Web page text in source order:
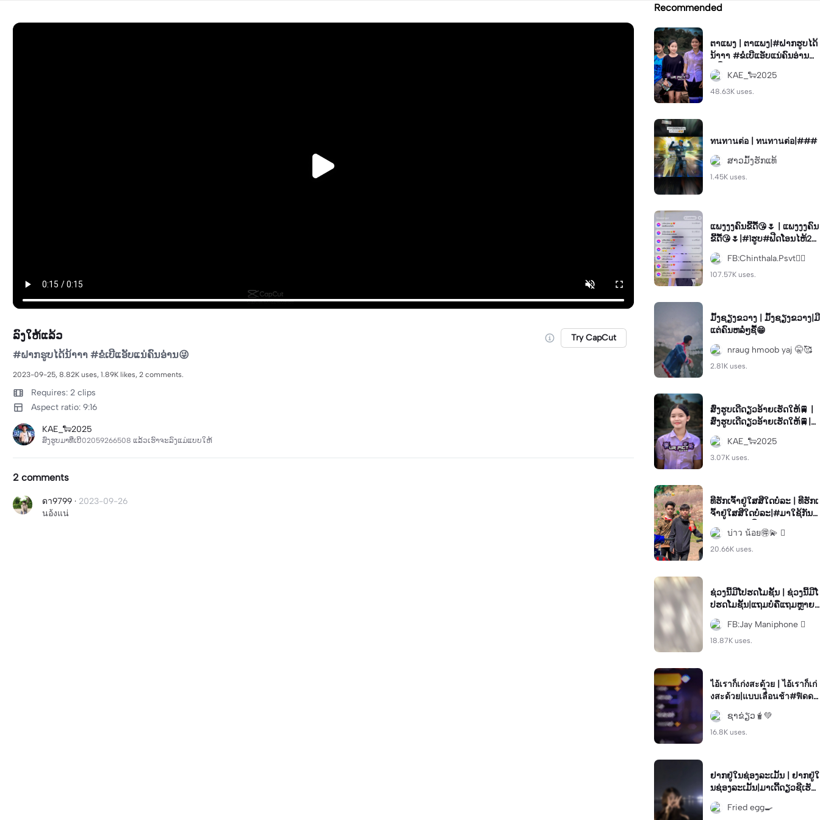
ລົງໃຫ້ແລ້ວ Try CapCut
#ຝາກຮູບໄດ້ນ້າາາ #ຂໍເບີແອັບແນ່ຄົນອ່ານ😜
2023-09-25, 8.82K uses, 1.89K likes, 2 comments.
Requires: 2 clips
Aspect ratio: 9:16
KAE_🐑2025
ສົ່ງຮູບມາທີ່ເບີ02059266508 ແລ້ວເຮົາຈະລົງແມ່ແບບໃຫ້
2 comments
ดา9799 · 2023-09-26
นอ้งแน่
Recommended
ຕາແພງ | ຕາແພງ|#ຝາກຮູບໄດ້
ນ້າາາ #ຂໍເບີແອັບແນ່ຄົນອ່ານ😜
#ຟິດ
KAE_🐑2025
48.63K uses.
ทนทานต่อ | ทนทานต่อ|###
ສາວມົ້ງຮັກແທ້
1.45K uses.
ແພງງງຄົນຂີ້ດື້😘🌷 | ແພງງງຄົນ
ຂີ້ດື້😘🌷|#1ຮູບ#ຟີດໂອນໄຫ້2ພັ
ນ
FB:Chinthala.Psvt🏳️‍🌈
107.57K uses.
ມົ້ງຊຽງຂວາງ | ມົ້ງຊຽງຂວາງ|ມີ
ແຕ່ຄົນຫລໍ່ໆຊື້😁
nraug hmoob yaj 🤫🥰
2.81K uses.
ສົ່ງຮູບເດີດຽວອ້າຍເຮັດໃຫ້🚆 |
ສົ່ງຮູບເດີດຽວອ້າຍເຮັດໃຫ້🚆|#
ຝາກຮູບໄດ້ນ້າາາ #ຂໍເບີແອັບແນ່
ຄົນອ່ານ😜KAE_🐑2025
3.07K uses.
ທີຮັກເຈົ້າຢູ່ໃສສີໃດບໍ່ລະ | ທີຮັກເ
ຈົ້າຢູ່ໃສສີໃດບໍ່ລະ|#ມາໃຊ້ກັນຫຼ
າຍໆນ່າາ #ຟິດດດຄົນນ໊າຮັກກ
บ่าว น้อย🉐💫 
20.66K uses.
ຊ່ວງນີ້ມີໂປຮດໂມຊັ້ນ | ຊ່ວງນີ້ມີໂ
ປຮດໂມຊັ້ນ|ແຖມບໍຄືແຖມຫຼາຍແ
ທ້😅😆 #ใช้กันเยอะๆน้า#ฟีด
#ขอเบีแอั ดแน่
FB:Jay Maniphone 
18.87K uses.
ไอ้เราก็เก่งสะด้วย | ไอ้เราก็เก่
งสะด้วย|แบบเลื่ิอนช้า#ฟิดดด
ดด🤍#ฟีฟาย
ຊາຂ່ຽວ🧋💚
16.8K uses.
ຢາກຢູ່ໃນຊ່ອງລະເມັ້ນ | ຢາກຢູ່ໃ
ນຊ່ອງລະເມັ້ນ|ມາເດີ້ດຽວຊີເຮັດ
ໃຫ້ #เพลงม้ง#ມົ້ງ
Fried egg🍳